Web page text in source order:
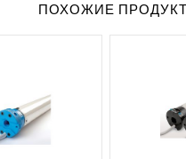
ПОХОЖИЕ